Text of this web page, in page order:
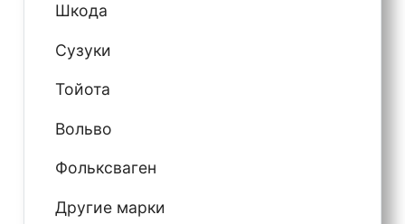
Шкода
Сузуки
Тойота
Вольво
Фольксваген
Другие марки